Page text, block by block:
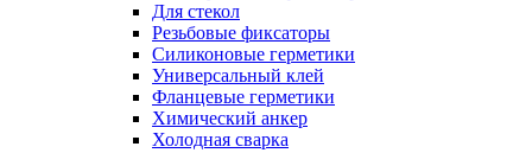
Для стекол
Резьбовые фиксаторы
Силиконовые герметики
Универсальный клей
Фланцевые герметики
Химический анкер
Холодная сварка